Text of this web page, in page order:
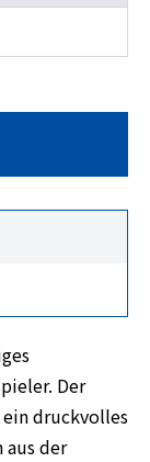
Der
druckvolles
aus der